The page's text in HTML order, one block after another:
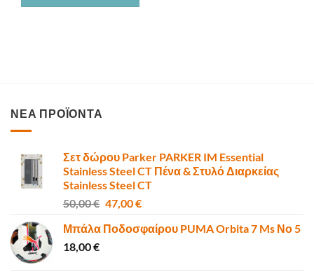
ΝΕΑ ΠΡΟΪΟΝΤΑ
Σετ δώρου Parker PARKER IM Essential
Stainless Steel CT Πένα & Στυλό Διαρκείας
Stainless Steel CT
50,00€ Original
was:
47,00€Η
τιμή
Μπάλα Ποδοσφαίρου PUMA Orbita 7 Ms Νο 5
18,00€